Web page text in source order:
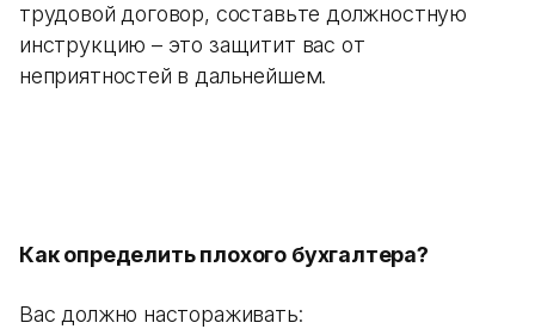
трудовой договор, составьте должностную
инструкцию – это защитит вас от
неприятностей в дальнейшем.
Как определить плохого бухгалтера?
Вас должно настораживать: